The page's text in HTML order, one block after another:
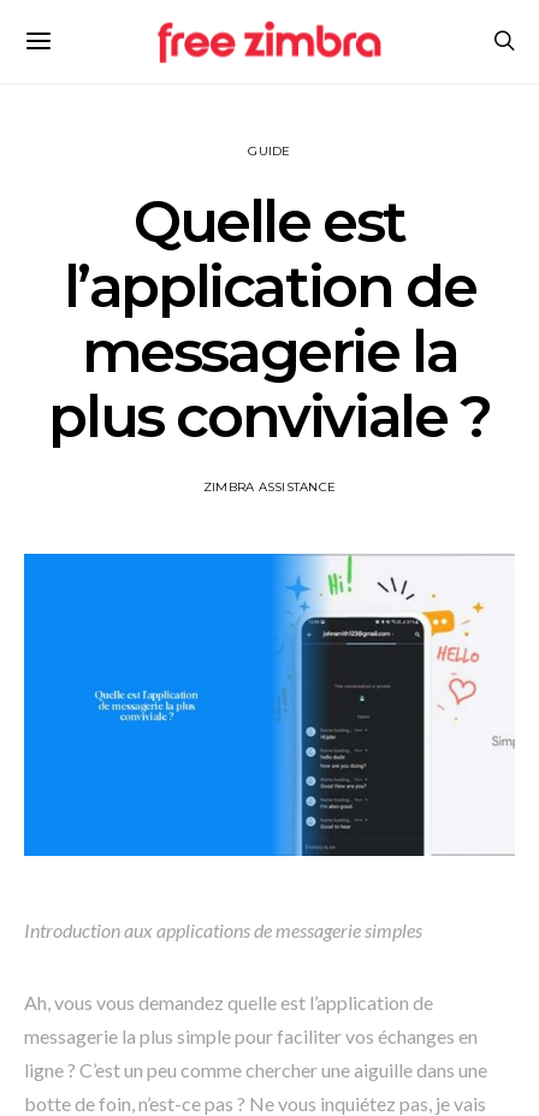
GUIDE
Quelle est
l’application de
messagerie la
plus conviviale ?
ZIMBRA ASSISTANCE
Introduction aux applications de messagerie simples
Ah, vous vous demandez quelle est l’application de
messagerie la plus simple pour faciliter vos échanges en
ligne ? C’est un peu comme chercher une aiguille dans une
botte de foin, n’est-ce pas ? Ne vous inquiétez pas, je vais